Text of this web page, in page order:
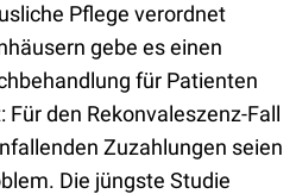
Pflege verordnet
gebe es einen
für Patienten
den Rekonvaleszenz-Fall
Zuzahlungen seien
Die jüngste Studie